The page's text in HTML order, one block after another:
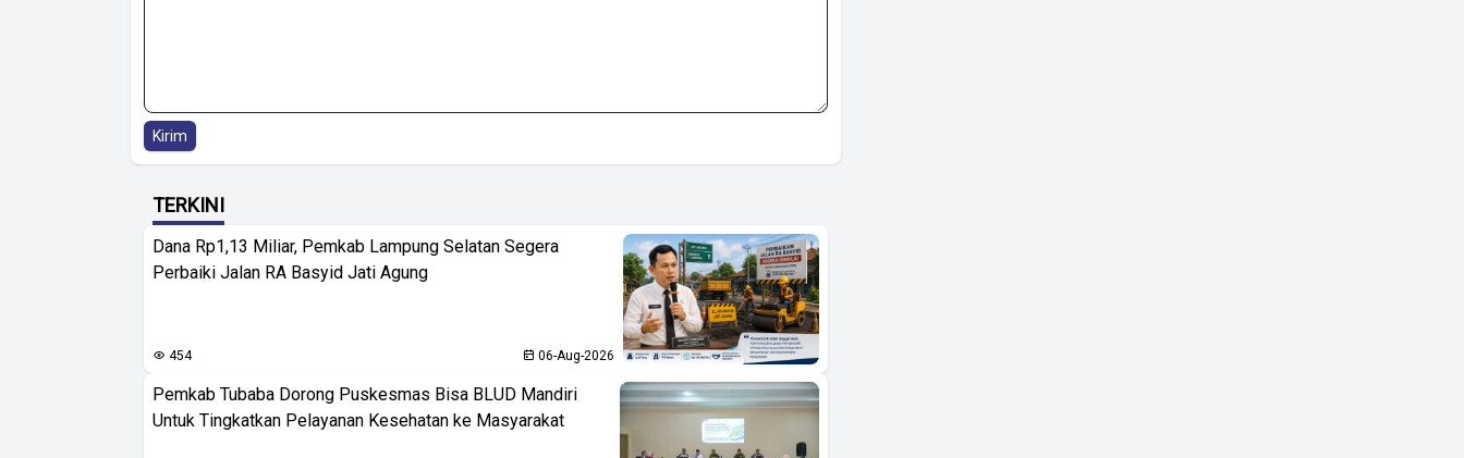
Kirim
TERKINI
Dana Rp1,13 Miliar, Pemkab Lampung Selatan Segera
Perbaiki Jalan RA Basyid Jati Agung
454 06-Aug-2026
Pemkab Tubaba Dorong Puskesmas Bisa BLUD Mandiri
Untuk Tingkatkan Pelayanan Kesehatan ke Masyarakat